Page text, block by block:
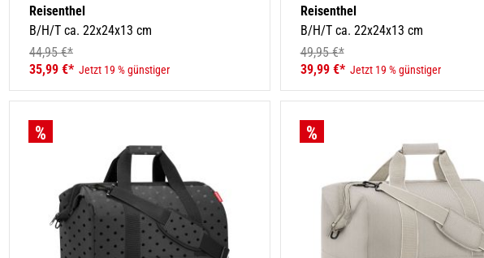
Reisenthel
B/H/T ca. 22x24x13 cm
44,95 €*
35,99 €* Jetzt 19 % günstiger
Reisenthel
B/H/T ca. 22x24x13 cm
49,95 €*
39,99 €* Jetzt 19 % günstiger